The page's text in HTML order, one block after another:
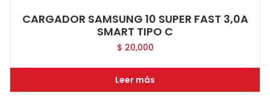
CARGADOR SAMSUNG 10 SUPER FAST 3,0A
SMART TIPO C
$ 20,000
Leer más